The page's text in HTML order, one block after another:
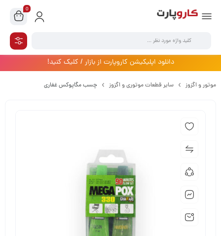
0
دانلود اپلیکیشن کاروپارت از بازار / کلیک کنید!
موتور و اگزوز سایر قطعات موتوری و اگزوز چسب مگاپوکس غفاری